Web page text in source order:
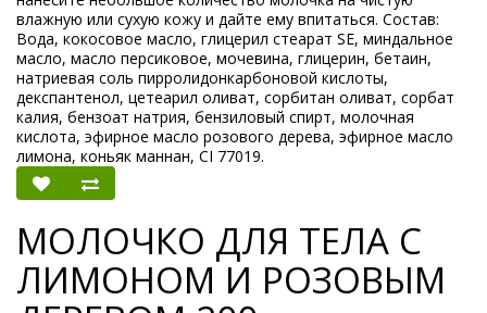
влажную или сухую кожу и дайте ему впитаться. Состав:
Вода, кокосовое масло, глицерил стеарат SE, миндальное
масло, масло персиковое, мочевина, глицерин, бетаин,
натриевая соль пирролидонкарбоновой кислоты,
декспантенол, цетеарил оливат, сорбитан оливат, сорбат
калия, бензоат натрия, бензиловый спирт, молочная
кислота, эфирное масло розового дерева, эфирное масло
лимона, коньяк маннан, CI 77019.
МОЛОЧКО ДЛЯ ТЕЛА С
ЛИМОНОМ И РОЗОВЫМ